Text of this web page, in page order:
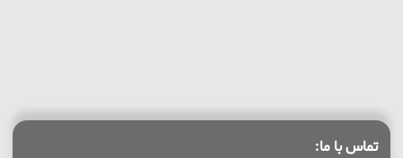
تماس با ما: